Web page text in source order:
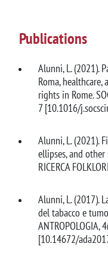
Publications
Alunni, L. (2021).
Roma,
rights in Rome.
7 [10.1016/
Alunni, L. (2021).
ellipses, and
RICERCA
Alunni, L. (2017).
del tabacco e
ANTROPOLOGIA,
[10.14672/